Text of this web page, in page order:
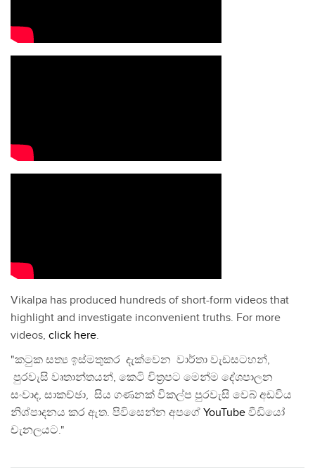
Vikalpa has produced hundreds of short-form videos that
highlight and investigate inconvenient truths. For more
videos, click here.
"කටුක සත්‍ය ඉස්මතුකර දැක්වෙන වාර්තා වැඩසටහන්,
පුරවැසි වෘතාන්තයන්, කෙටි චිත්‍රපට මෙන්ම දේශපාලන
සංවාද, සාකච්ඡා, සිය ගණනක් විකල්ප පුරවැසි වෙබ් අඩවිය
නිශ්පාදනය කර ඇත. පිවිසෙන්න අපගේ YouTube වීඩියෝ
චැනලයට."